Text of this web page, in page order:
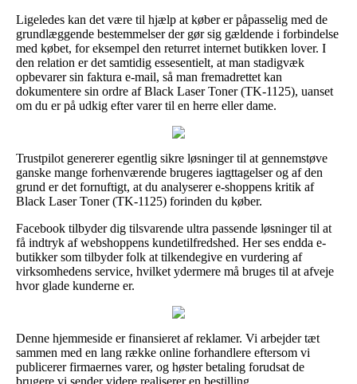
Ligeledes kan det være til hjælp at køber er påpasselig med de
grundlæggende bestemmelser der gør sig gældende i forbindelse
med købet, for eksempel den returret internet butikken lover. I
den relation er det samtidig essesentielt, at man stadigvæk
opbevarer sin faktura e-mail, så man fremadrettet kan
dokumentere sin ordre af Black Laser Toner (TK-1125), uanset
om du er på udkig efter varer til en herre eller dame.
Trustpilot genererer egentlig sikre løsninger til at gennemstøve
ganske mange forhenværende brugeres iagttagelser og af den
grund er det fornuftigt, at du analyserer e-shoppens kritik af
Black Laser Toner (TK-1125) forinden du køber.
Facebook tilbyder dig tilsvarende ultra passende løsninger til at
få indtryk af webshoppens kundetilfredshed. Her ses endda e-
butikker som tilbyder folk at tilkendegive en vurdering af
virksomhedens service, hvilket ydermere må bruges til at afveje
hvor glade kunderne er.
Denne hjemmeside er finansieret af reklamer. Vi arbejder tæt
sammen med en lang række online forhandlere eftersom vi
publicerer firmaernes varer, og høster betaling forudsat de
brugere vi sender videre realiserer en bestilling.